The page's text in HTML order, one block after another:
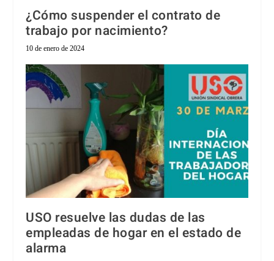
¿Cómo suspender el contrato de
trabajo por nacimiento?
10 de enero de 2024
USO resuelve las dudas de las
empleadas de hogar en el estado de
alarma